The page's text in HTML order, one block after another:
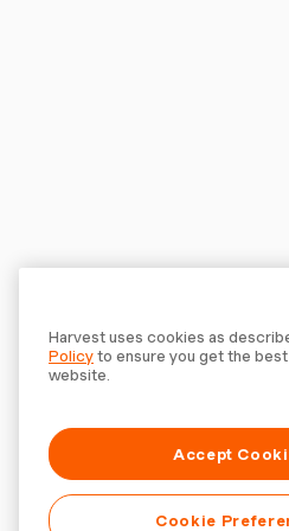
Harvest uses cookies as
Policyto ensure you get the
website.
Accept
Cookie